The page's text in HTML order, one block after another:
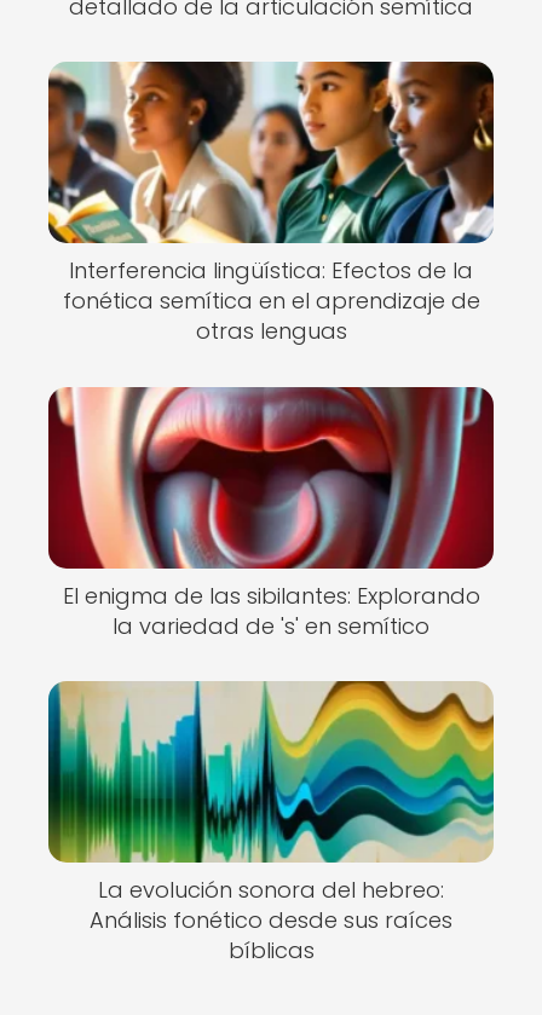
detallado de la articulación semítica
Interferencia lingüística: Efectos de la
fonética semítica en el aprendizaje de
otras lenguas
El enigma de las sibilantes: Explorando
la variedad de 's' en semítico
La evolución sonora del hebreo:
Análisis fonético desde sus raíces
bíblicas